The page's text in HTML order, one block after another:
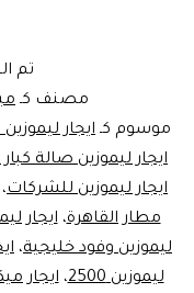
تم
مصنف كـ
موسوم كـ ايجار ليموزين 01102106655
ايجار ليموزين صالة كبار
ايجار ليموزين للشركات،
مطار القاهرة،ايجار
ليموزين وفود خليجية،
ليموزين 2500
،ايجار